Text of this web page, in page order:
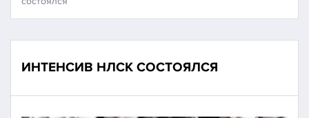
ИНТЕНСИВ НЛСК СОСТОЯЛСЯ